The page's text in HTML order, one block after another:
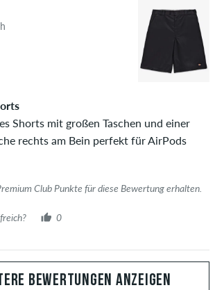
Shorts mit großen Taschen und einer
rechts am Bein perfekt für AirPods
Club Punkte für diese Bewertung erhalten.
0
BEWERTUNGEN ANZEIGEN